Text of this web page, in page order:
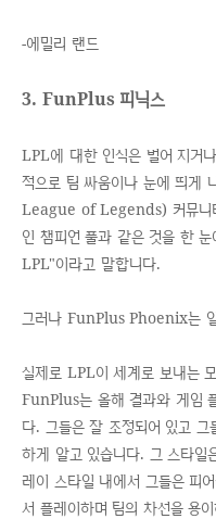
-에밀리 랜드
3. FunPlus 피닉스
LPL에 대한 인식은 벌어 지거
적으로 팀 싸움이나 눈에 띄게
League of Legends) 커뮤니
인 챔피언 풀과 같은 것을 한
LPL"이라고 말합니다.
그러나 FunPlus Phoenix는
실제로 LPL이 세계로 보내는
FunPlus는 올해 결과와 게임
다. 그들은 잘 조정되어 있고 그
하게 알고 있습니다. 그 스타일
레이 스타일 내에서 그들은 피
서 플레이하며 팀의 차선을 용